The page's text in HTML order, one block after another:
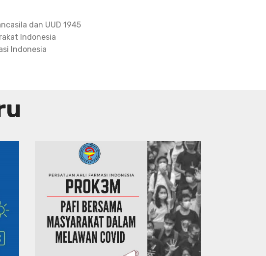
dan UUD 1945
Indonesia
Indonesia